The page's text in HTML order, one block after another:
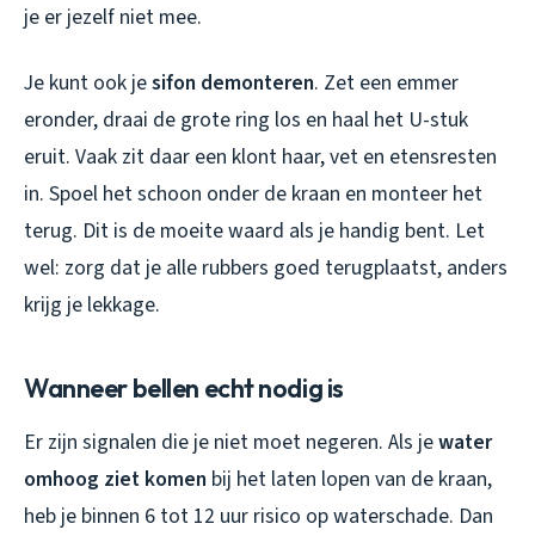
je er jezelf niet mee.
Je kunt ook jesifon demonteren. Zet een emmer
eronder, draai de grote ring los en haal het U-stuk
eruit. Vaak zit daar een klont haar, vet en etensresten
in. Spoel het schoon onder de kraan en monteer het
terug. Dit is de moeite waard als je handig bent. Let
wel: zorg dat je alle rubbers goed terugplaatst, anders
krijg je lekkage.
Wanneer bellen echt nodig is
Er zijn signalen die je niet moet negeren. Als jewater
omhoog ziet komen bij het laten lopen van de kraan,
heb je binnen 6 tot 12 uur risico op waterschade. Dan